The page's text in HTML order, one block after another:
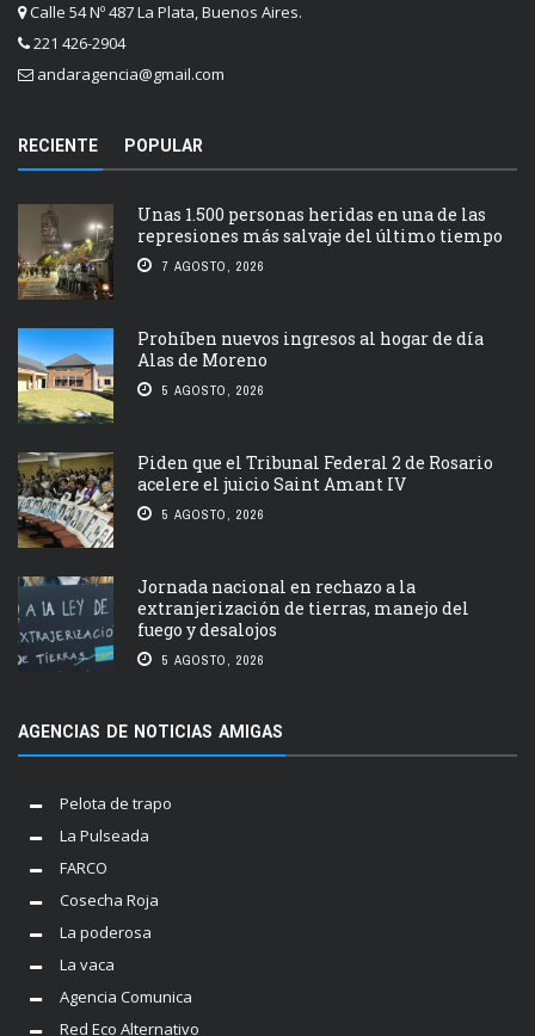
Calle 54 Nº 487 La Plata, Buenos Aires.
221 426-2904
andaragencia@gmail.com
RECIENTE POPULAR
Unas 1.500 personas heridas en una de las
represiones más salvaje del último tiempo
7 AGOSTO, 2026
Prohíben nuevos ingresos al hogar de día
Alas de Moreno
5 AGOSTO, 2026
Piden que el Tribunal Federal 2 de Rosario
acelere el juicio Saint Amant IV
5 AGOSTO, 2026
Jornada nacional en rechazo a la
extranjerización de tierras, manejo del
fuego y desalojos
5 AGOSTO, 2026
AGENCIAS DE NOTICIAS AMIGAS
Pelota de trapo
La Pulseada
FARCO
Cosecha Roja
La poderosa
La vaca
Agencia Comunica
Red Eco Alternativo